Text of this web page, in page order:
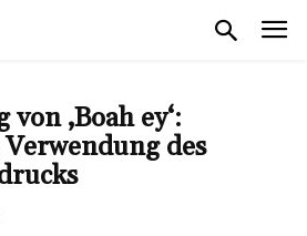
‚Boah ey‘:
des